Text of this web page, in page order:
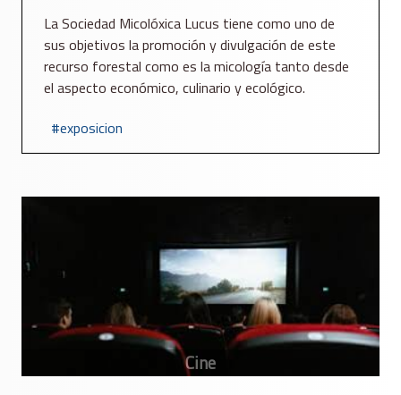
La Sociedad Micolóxica Lucus tiene como uno de
sus objetivos la promoción y divulgación de este
recurso forestal como es la micología tanto desde
el aspecto económico, culinario y ecológico.
exposicion